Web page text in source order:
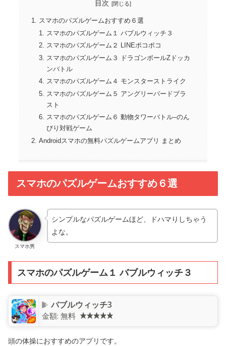
目次
スマホのパズルゲームおすすめ６選
スマホのパズルゲーム１ バブルウィッチ３
スマホのパズルゲーム２ LINEポコポコ
スマホのパズルゲーム３ ドラゴンボールZドッカ
ンバトル
スマホのパズルゲーム４ モンスターストライク
スマホのパズルゲーム５ アングリーバードブラ
スト
スマホのパズルゲーム６ 動物タワーバトル–のん
びり対戦ゲーム
Androidスマホの無料パズルゲームアプリ まとめ
スマホのパズルゲームおすすめ６選
スマホ男
シンプルなパズルゲームほど、ドハマりしちゃう
よな。
スマホのパズルゲーム１ バブルウィッチ３
バブルウィッチ3
金額: 無料
頭の体操におすすめのアプリです。